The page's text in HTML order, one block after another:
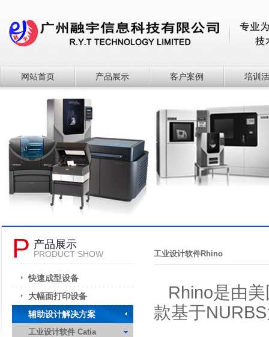
网站首页 产品展示 客户案例 培训
产品展示
P PRODUCT SHOW
快速成型设备
大幅面打印设备
辅助设计解决方案
工业设计软件 Catia
工业设计软件Rhino
Rhino是由
款基于